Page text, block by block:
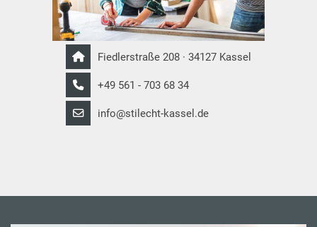
Fiedlerstraße 208 · 34127 Kassel
+49 561 - 703 68 34
info@stilecht-kassel.de